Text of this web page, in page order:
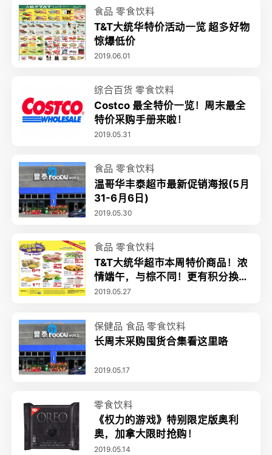
食品 零食饮料
T&T大统华特价活动一览 超多好物
惊爆低价
2019.06.01
综合百货 零食饮料
Costco 最全特价一览！周末最全
特价采购手册来啦！
2019.05.31
食品 零食饮料
温哥华丰泰超市最新促销海报(5月
31-6月6日)
2019.05.30
食品 零食饮料
T&T大统华超市本周特价商品！浓
情端午，与棕不同！更有积分换好
礼超值活动
2019.05.27
保健品 食品 零食饮料
长周末采购囤货合集看这里咯
2019.05.17
零食饮料
《权力的游戏》特别限定版奥利
奥，加拿大限时抢购！
2019.05.14